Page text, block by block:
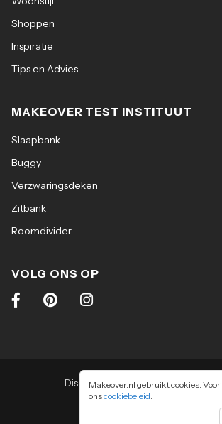
Makeover.nl gebruikt cookies.
onscookiebeleid.
Shoppen
Inspiratie
Tips en Advies
MAKEOVER TEST INSTITUUT
Slaapbank
Buggy
Verzwaringsdeken
Zitbank
Roomdivider
VOLG ONS OP
Disclaimer | Algemene
Privacy & cookiebeleid